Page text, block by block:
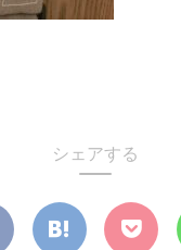
シェアする